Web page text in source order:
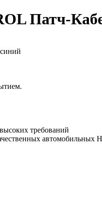
Патч-
требований
автомобильных